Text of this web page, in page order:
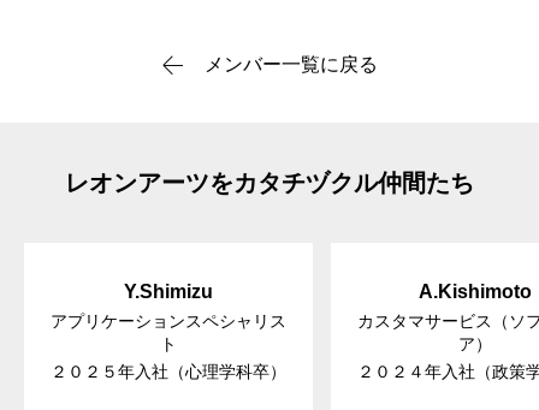
メンバー一覧に戻る
レオンアーツをカタチヅクル仲間たち
Y.Shimizu
アプリケーションスペシャリス
ト
２０２５年入社（心理学科卒）
A.Kishimoto
カスタマサービス（ソ
ア）
２０２４年入社（政策